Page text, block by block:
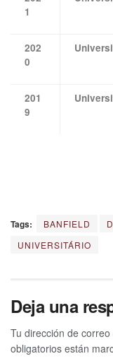
1
202
0
201
9
Tags: BANFIELD
UNIVERSITÁRIO
Deja una
Tu dirección de
obligatorios están